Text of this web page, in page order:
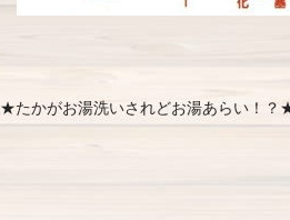
★たかがお湯洗いされどお湯あらい！？